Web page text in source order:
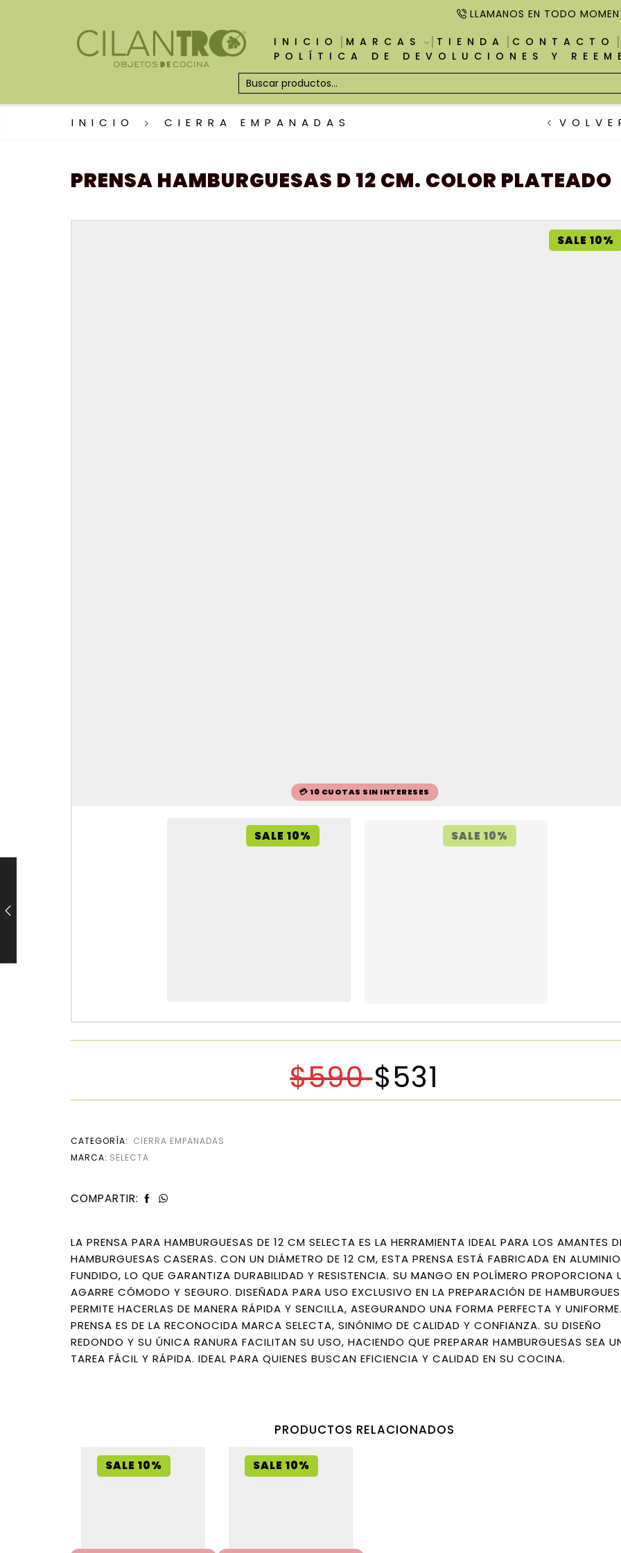
LLAMANOS EN TODO
INICIO
MARCAS TIENDA
CONTACTO
POLÍTICA DE DEVOLUCIONES Y
INICIO CIERRA EMPANADAS
PRENSA HAMBURGUESAS D 12 CM. COLOR PLATEADO
SALE 10%
💳 10 CUOTAS SIN INTERESES
SALE 10% SALE 10%
$590 $531
CATEGORÍA: CIERRA EMPANADAS
MARCA: SELECTA
COMPARTIR:
LA PRENSA PARA HAMBURGUESAS DE 12 CM SELECTA ES LA HERRAMIENTA IDEAL PARA LOS AMANTES
HAMBURGUESAS CASERAS. CON UN DIÁMETRO DE 12 CM, ESTA PRENSA ESTÁ FABRICADA EN ALUMINIO
FUNDIDO, LO QUE GARANTIZA DURABILIDAD Y RESISTENCIA. SU MANGO EN POLÍMERO PROPORCIONA
AGARRE CÓMODO Y SEGURO. DISEÑADA PARA USO EXCLUSIVO EN LA PREPARACIÓN DE
PERMITE HACERLAS DE MANERA RÁPIDA Y SENCILLA, ASEGURANDO UNA FORMA PERFECTA Y
PRENSA ES DE LA RECONOCIDA MARCA SELECTA, SINÓNIMO DE CALIDAD Y CONFIANZA. SU DISEÑO
REDONDO Y SU ÚNICA RANURA FACILITAN SU USO, HACIENDO QUE PREPARAR HAMBURGUESAS SEA
TAREA FÁCIL Y RÁPIDA. IDEAL PARA QUIENES BUSCAN EFICIENCIA Y CALIDAD EN SU COCINA.
PRODUCTOS RELACIONADOS
SALE 10% SALE 10%